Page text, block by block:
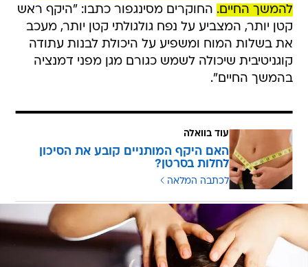
להמשך החיים. החוקרים מסינגפור כתבו: "היקף ראש
קטן יותר, המצביע על נפח גולגולתי קטן יותר, מעכב
את בשלות המוח ומשפיע על היכולת לבנות עתודה
קוגניטיבית שיכולה לשמש כגורם מגן מפני דמנציה
בהמשך החיים".
עוד בוואלה
האם היקף המותניים קובע את הסיכון
לחלות בסרטן?
לכתבה המלאה